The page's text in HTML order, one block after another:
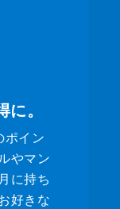
。
ポイン
やマン
に持ち
好きな